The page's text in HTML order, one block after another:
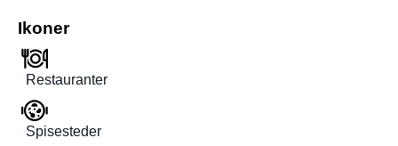
Ikoner
Restauranter
Spisesteder